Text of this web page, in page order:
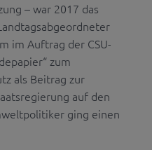
– war 2017 das
im Auftrag der CSU-
zum
als Beitrag zur
auf den
ging einen